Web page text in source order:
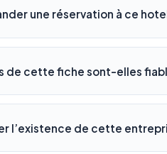
une réservation à ce
de cette fiche sont-elles
l’existence de cette